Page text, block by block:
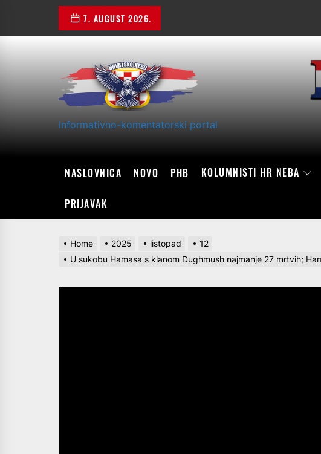
the
7. AUGUST 2026.
Informativno-komentatorski portal
NASLOVNICA NOVO PHB KOLUMNISTI HR NEBA
PRIJAVAK
Home 2025 listopad
12
U sukobu Hamasa s klanom Dughmush najmanje 27 mrtvih;